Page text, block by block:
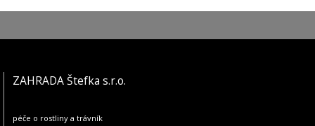
ZAHRADA Štefka s.r.o.
péče o rostliny a trávník